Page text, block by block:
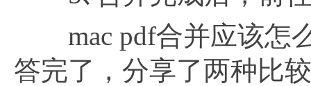
mac pdf合并应该怎么
答完了，分享了两种比